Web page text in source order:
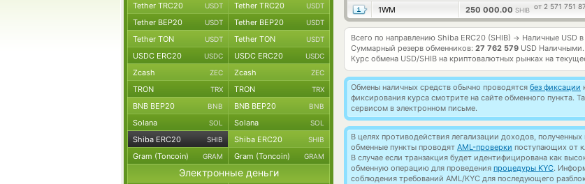
1WM 250 000.00 SHIB от 2 571 751
Всего по направлению Shiba ERC20 (SHIB) → Наличные USD
Суммарный резерв обменников: 27 762 579 USD Наличными.
Курс обмена USD/SHIB на криптовалютных рынках на
Обмены наличных средств обычно проводятся без фиксации
фиксирования курса смотрите на сайте обменного пункта.
сервисом в электронном письме.
В целях противодействия легализации доходов,
обменные пункты проводят AML-проверки поступающих от
В случае если транзакция будет идентифицирована как
обменную операцию для проведения процедуры KYC.
соблюдения требований AML/KYC для последующего
Tether TRC20 USDT Tether TRC20 USDT
Tether BEP20 USDT Tether BEP20 USDT
Tether TON USDT Tether TON USDT
USDC ERC20 USDC USDC ERC20 USDC
Zcash ZEC Zcash ZEC
TRON TRX TRON TRX
BNB BEP20 BNB BNB BEP20 BNB
Solana SOL Solana SOL
Shiba ERC20 SHIB Shiba ERC20 SHIB
Gram (Toncoin) GRAM Gram (Toncoin) GRAM
Электронные деньги